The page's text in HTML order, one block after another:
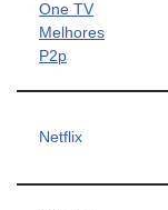
One TV
Melhores
P2p
Netflix